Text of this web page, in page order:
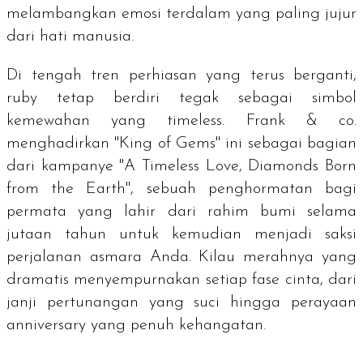
melambangkan emosi terdalam yang paling jujur
dari hati manusia.
Di tengah tren perhiasan yang terus berganti,
ruby tetap berdiri tegak sebagai simbol
kemewahan yang timeless. Frank & co.
menghadirkan " King of Gems" ini sebagai bagian
dari kampanye "A Timeless Love, Diamonds Born
from the Earth", sebuah penghormatan bagi
permata yang lahir dari rahim bumi selama
jutaan tahun untuk kemudian menjadi saksi
perjalanan asmara Anda. Kilau merahnya yang
dramatis menyempurnakan setiap fase cinta, dari
janji pertunangan yang suci hingga perayaan
anniversary yang penuh kehangatan.